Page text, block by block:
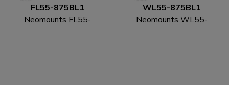
FL55-875BL1
Neomounts FL55-
WL55-875BL1
Neomounts WL55-